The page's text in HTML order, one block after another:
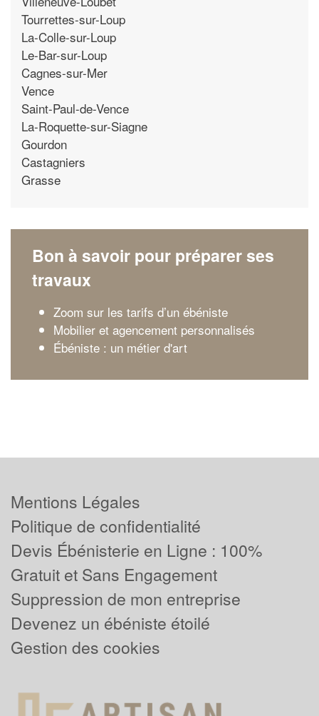
Tourrettes-sur-Loup
La-Colle-sur-Loup
Le-Bar-sur-Loup
Cagnes-sur-Mer
Vence
Saint-Paul-de-Vence
La-Roquette-sur-Siagne
Gourdon
Castagniers
Grasse
Bon à savoir pour préparer ses
travaux
Zoom sur les tarifs d’un ébéniste
Mobilier et agencement personnalisés
Ébéniste : un métier d'art
Mentions Légales
Politique de confidentialité
Devis Ébénisterie en Ligne : 100%
Gratuit et Sans Engagement
Suppression de mon entreprise
Devenez un ébéniste étoilé
Gestion des cookies